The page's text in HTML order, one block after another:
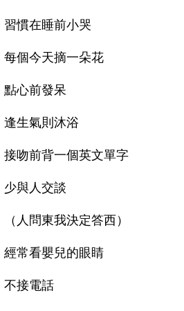
習慣在睡前小哭
每個今天摘一朵花
點心前發呆
逢生氣則沐浴
接吻前背一個英文單字
少與人交談
（人問東我決定答西）
經常看嬰兒的眼睛
不接電話